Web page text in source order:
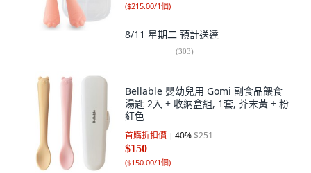
($215.00/1個)
8/11 星期二 預計送達
(303)
Bellable 嬰幼兒用 Gomi 副食品餵食
湯匙 2入 + 收納盒組, 1套, 芥末黃 + 粉
紅色
首購折扣價 40%$251
$150
($150.00/1個)